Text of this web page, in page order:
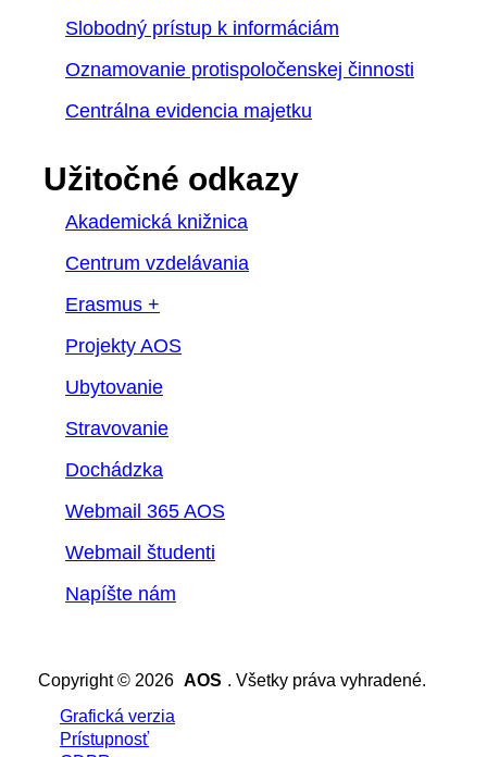
Slobodný prístup k informáciám
Oznamovanie protispoločenskej činnosti
Centrálna evidencia majetku
Užitočné odkazy
Akademická knižnica
Centrum vzdelávania
Erasmus +
Projekty AOS
Ubytovanie
Stravovanie
Dochádzka
Webmail 365 AOS
Webmail študenti
Napíšte nám
Copyright © 2026 AOS . Všetky práva vyhradené.
Grafická verzia
Prístupnosť